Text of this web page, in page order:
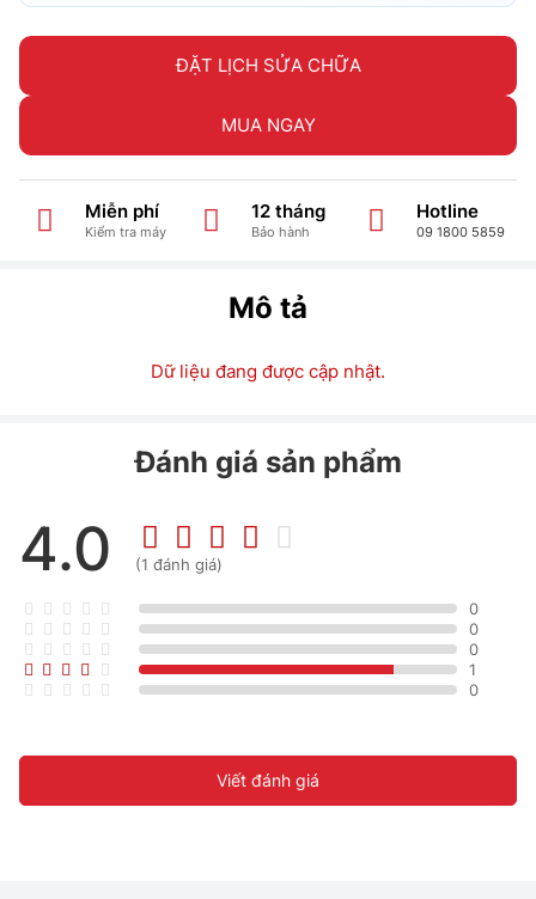
ĐẶT LỊCH SỬA CHỮA
MUA NGAY
Miễn phí
Kiểm tra máy
12 tháng
Bảo hành
Hotline
09 1800 5859
Mô tả
Dữ liệu đang được cập nhật.
Đánh giá sản phẩm
4.0 (1 đánh giá)
0
0
0
1
0
Viết đánh giá